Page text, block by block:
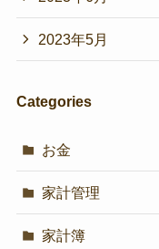
2023年5月
Categories
お金
家計管理
家計簿